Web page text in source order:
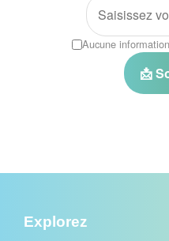
Aucune
📩
Explorez